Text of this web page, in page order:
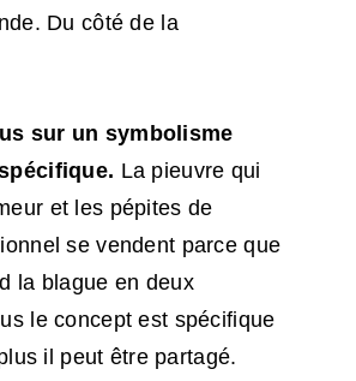
Du côté de la
sur un symbolisme
La pieuvre qui
et les pépites de
se vendent parce que
la blague en deux
le concept est spécifique
il peut être partagé.